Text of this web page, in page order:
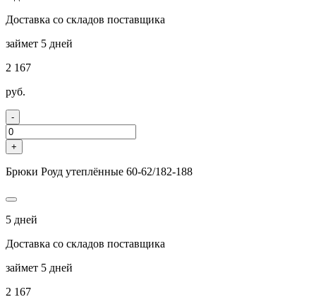
Доставка со складов поставщика
займет 5 дней
2 167
руб.
-
+
Брюки Роуд утеплённые 60-62/182-188
5 дней
Доставка со складов поставщика
займет 5 дней
2 167